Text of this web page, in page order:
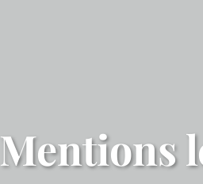
Mentions